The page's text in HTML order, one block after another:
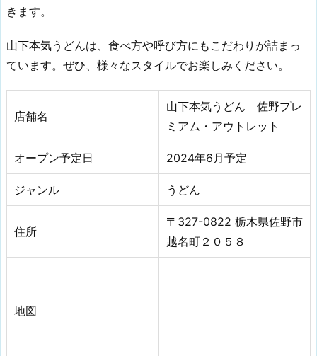
きます。
山下本気うどんは、食べ方や呼び方にもこだわりが詰まっ
ています。ぜひ、様々なスタイルでお楽しみください。
店舗名
山下本気うどん 佐野プレ
ミアム・アウトレット
オープン予定日 2024年6月予定
ジャンル うどん
住所
〒327-0822 栃木県佐野市
越名町２０５８
地図